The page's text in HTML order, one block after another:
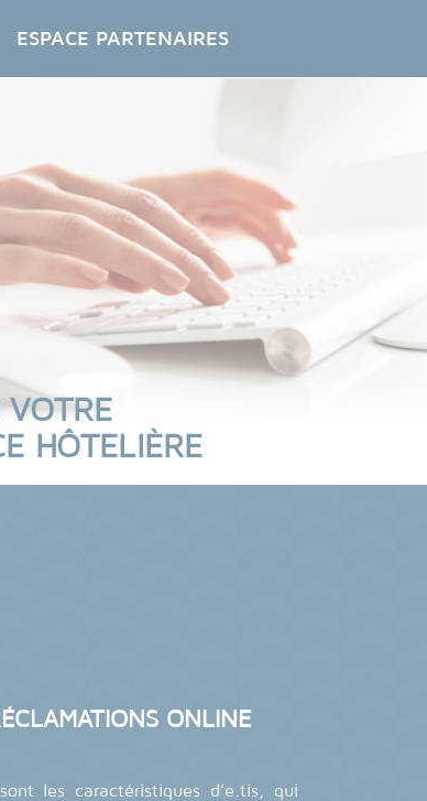
ESPACE PARTENAIRES
HÔTELIÈRE
ONLINE
les caractéristiques d’e.tis, qui